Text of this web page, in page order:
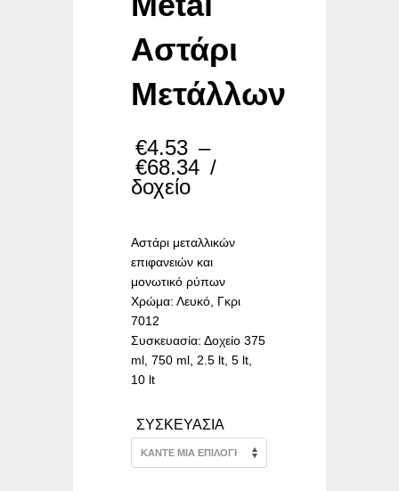
Αστάρι
Μετάλλων
€4.53 –
€68.34 Price
€68.34
/
δοχείο
Αστάρι μεταλλικών
επιφανειών και
μονωτικό ρύπων
Χρώμα: Λευκό, Γκρι
7012
Συσκευασία: Δοχείο 375
ml, 750 ml, 2.5 lt, 5 lt,
10 lt
ΣΥΣΚΕΥΑΣΙΑ